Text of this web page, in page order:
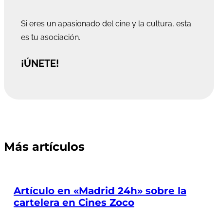
Si eres un apasionado del cine y la cultura, esta
es tu asociación.
¡ÚNETE!
Más artículos
Artículo en «Madrid 24h» sobre la
cartelera en Cines Zoco